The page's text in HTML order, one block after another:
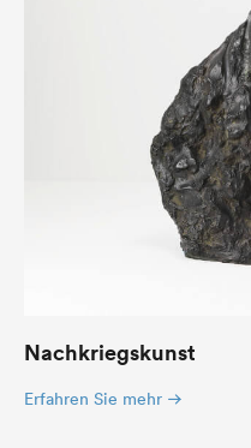
Nachkriegskunst
Erfahren Sie mehr